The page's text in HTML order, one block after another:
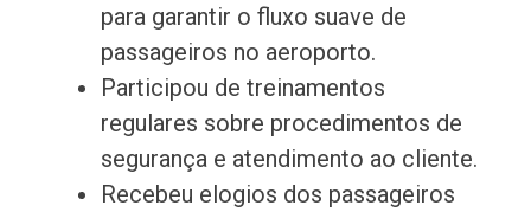
para garantir o fluxo suave de
passageiros no aeroporto.
Participou de treinamentos
regulares sobre procedimentos de
segurança e atendimento ao cliente.
Recebeu elogios dos passageiros